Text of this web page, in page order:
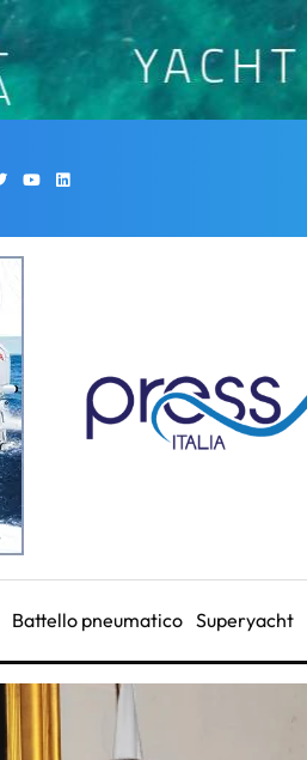
Battello pneumatico Superyacht